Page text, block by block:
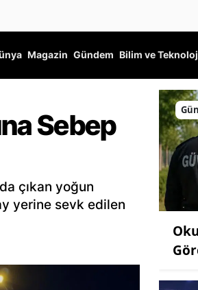
Magazin Gündem Bilim ve
Sebep
çıkan yoğun
yerine sevk edilen